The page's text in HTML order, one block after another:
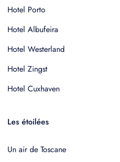
Hotel Porto
Hotel Albufeira
Hotel Westerland
Hotel Zingst
Hotel Cuxhaven
Les étoilées
Un air de Toscane